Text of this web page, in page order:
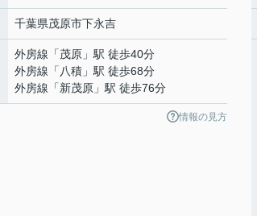
千葉県茂原市下永吉
外房線 「茂原 」駅 徒歩40分
外房線 「 八積 」駅 徒歩68分
外房線 「新茂原 」駅 徒歩76分
情報の見方